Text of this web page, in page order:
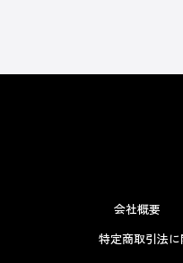
会社概要
特定商取引法